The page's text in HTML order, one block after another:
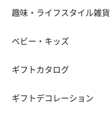
趣味・ライフスタイル雑貨
ベビー・キッズ
ギフトカタログ
ギフトデコレーション